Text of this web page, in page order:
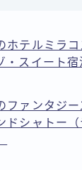
ホテルミラコ
・スイート宿
ファンタジ
ドシャトー